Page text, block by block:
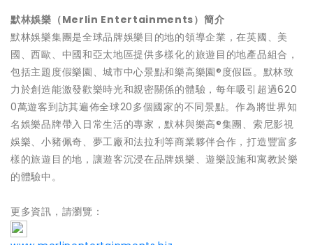
默林娛樂（Merlin Entertainments）簡介
默林娛樂集團是全球品牌娛樂目的地的領導企業，在英國、美
國、西歐、中國和亞太地區提供多樣化的旅遊目的地產品組合，
包括主題度假樂園、城市中心景點和樂高樂園®度假區。默林致
力於創造能激發歡樂時光和親密關係的體驗，每年吸引超過620
0萬遊客到訪其遍佈全球20多個國家的不同景點。作為將世界知
名娛樂品牌帶入日常生活的專家，默林與樂高®集團、索尼影視
娛樂、小豬佩奇、夢工廠和法拉利等商業夥伴合作，打造豐富多
樣的旅遊目的地，讓遊客沉浸在品牌娛樂、遊樂設施和寓教於樂
的體驗中。
更多資訊，請瀏覽：